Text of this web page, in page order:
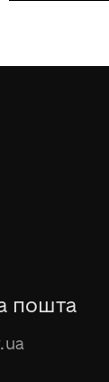
пошта